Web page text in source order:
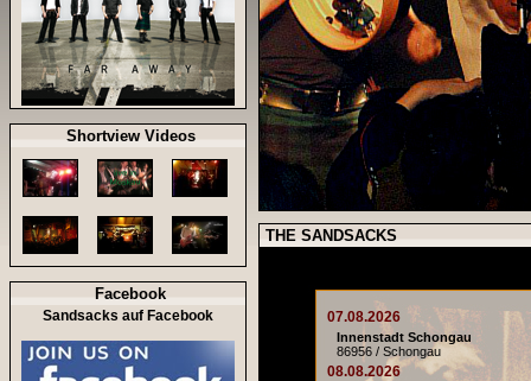
Shortview Videos
Facebook
Sandsacks auf Facebook
THE SANDSACKS
07.08.2026
Innenstadt Schongau
86956 / Schongau
08.08.2026